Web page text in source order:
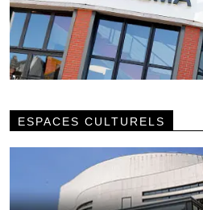
ESPACES CULTURELS